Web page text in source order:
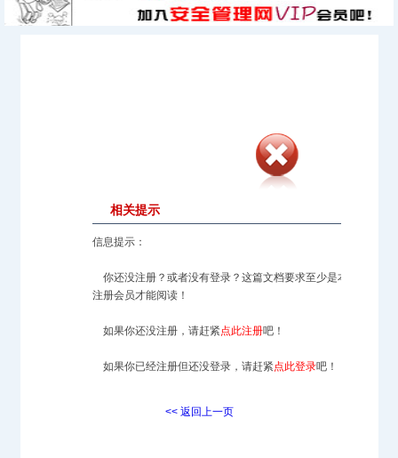
相关提示
信息提示：
你还没注册？或者没有登录？这篇文档要求至少是本站的
注册会员才能阅读！
如果你还没注册，请赶紧 点此注册吧！
如果你已经注册但还没登录，请赶紧 点此登录吧！
<< 返回上一页